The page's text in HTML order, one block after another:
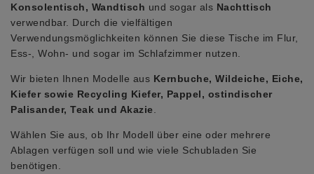
Konsolentisch, Wandtisch und sogar als Nachttisch
verwendbar. Durch die vielfältigen
Verwendungsmöglichkeiten können Sie diese Tische im Flur,
Ess-, Wohn- und sogar im Schlafzimmer nutzen.
Wir bieten Ihnen Modelle aus Kernbuche, Wildeiche, Eiche,
Kiefer sowie Recycling Kiefer, Pappel, ostindischer
Palisander, Teak und Akazie
Wählen Sie aus, ob Ihr Modell über eine oder mehrere
Ablagen verfügen soll und wie viele Schubladen Sie
benötigen.